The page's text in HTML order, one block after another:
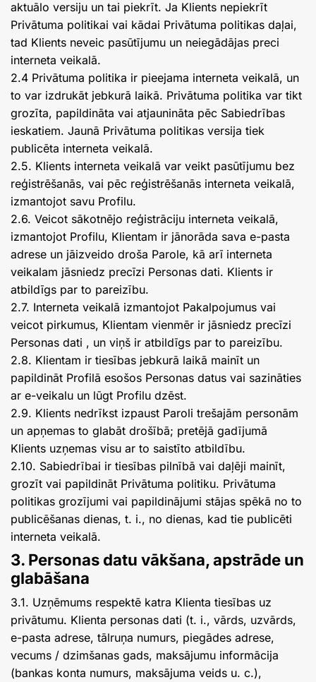
aktuālo versiju un tai piekrīt. Ja Klients nepiekrīt
Privātuma politikai vai kādai Privātuma politikas daļai,
tad Klients neveic pasūtījumu un neiegādājas preci
interneta veikalā.
2.4 Privātuma politika ir pieejama interneta veikalā, un
to var izdrukāt jebkurā laikā. Privātuma politika var tikt
grozīta, papildināta vai atjaunināta pēc Sabiedrības
ieskatiem. Jaunā Privātuma politikas versija tiek
publicēta interneta veikalā.
2.5. Klients interneta veikalā var veikt pasūtījumu bez
reģistrēšanās, vai pēc reģistrēšanās interneta veikalā,
izmantojot savu Profilu.
2.6. Veicot sākotnējo reģistrāciju interneta veikalā,
izmantojot Profilu, Klientam ir jānorāda sava e-pasta
adrese un jāizveido droša Parole, kā arī interneta
veikalam jāsniedz precīzi Personas dati. Klients ir
atbildīgs par to pareizību.
2.7. Interneta veikalā izmantojot Pakalpojumus vai
veicot pirkumus, Klientam vienmēr ir jāsniedz precīzi
Personas dati , un viņš ir atbildīgs par to pareizību.
2.8. Klientam ir tiesības jebkurā laikā mainīt un
papildināt Profilā esošos Personas datus vai sazināties
ar e-veikalu un lūgt Profilu dzēst.
2.9. Klients nedrīkst izpaust Paroli trešajām personām
un apņemas to glabāt drošībā; pretējā gadījumā
Klients uzņemas visu ar to saistīto atbildību.
2.10. Sabiedrībai ir tiesības pilnībā vai daļēji mainīt,
grozīt vai papildināt Privātuma politiku. Privātuma
politikas grozījumi vai papildinājumi stājas spēkā no to
publicēšanas dienas, t. i., no dienas, kad tie publicēti
interneta veikalā.
3. Personas datu vākšana, apstrāde un
glabāšana
3.1. Uzņēmums respektē katra Klienta tiesības uz
privātumu. Klienta personas dati (t. i., vārds, uzvārds,
e-pasta adrese, tālruņa numurs, piegādes adrese,
vecums / dzimšanas gads, maksājumu informācija
(bankas konta numurs, maksājuma veids u. c.),